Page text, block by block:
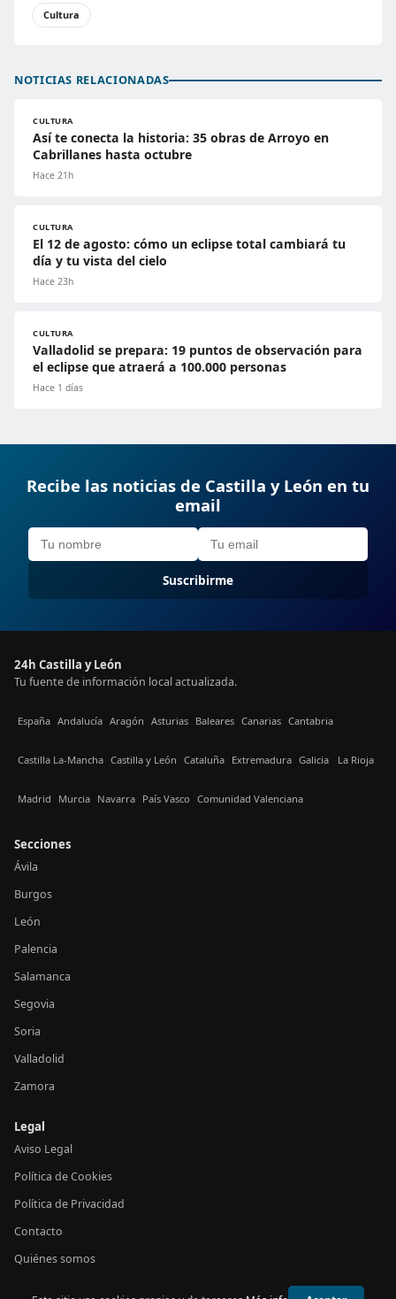
Cultura
NOTICIAS RELACIONADAS
CULTURA
Así te conecta la historia: 35 obras de Arroyo en
Cabrillanes hasta octubre
Hace 21h
CULTURA
El 12 de agosto: cómo un eclipse total cambiará tu
día y tu vista del cielo
Hace 23h
CULTURA
Valladolid se prepara: 19 puntos de observación para
el eclipse que atraerá a 100.000 personas
Hace 1 días
Recibe las noticias de Castilla y León en tu
email
Suscribirme
24h Castilla y León
Tu fuente de información local actualizada.
España Andalucía Aragón Asturias Baleares Canarias Cantabria
Castilla La-Mancha Castilla y León Cataluña Extremadura Galicia La Rioja
Madrid Murcia Navarra País Vasco Comunidad Valenciana
Secciones
Ávila
Burgos
León
Palencia
Salamanca
Segovia
Soria
Valladolid
Zamora
Legal
Aviso Legal
Política de Cookies
Política de Privacidad
Contacto
Quiénes somos